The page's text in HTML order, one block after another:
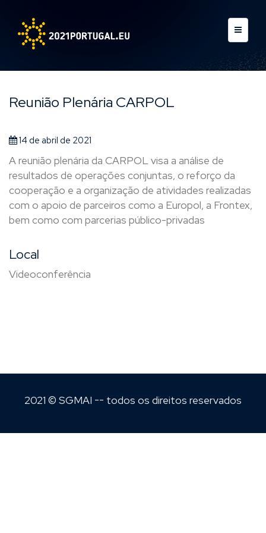
Reunião Plenária CARPOL
14 de abril de 2021
A reunião plenária da CARPOL visa a análise de
resultados de operações conjuntas, o reforço da
cooperação e a organização de atividades realizadas
com o apoio de parceiros como a Europol, a Frontex,
bem como com parcerias público-privadas
Local
Videoconferência
2021 © SGMAI -- todos os direitos reservados